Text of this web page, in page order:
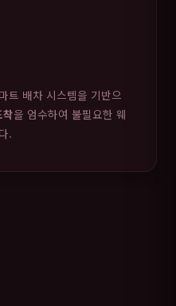
트 배차 시스템을 기반으
을 엄수하여 불필요한 웨
.